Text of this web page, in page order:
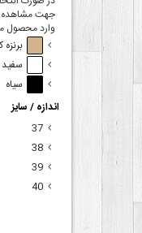
جهت مشاهده
وارد محصول
برنزه
سفید
سیاه
اندازه / سایز
37
38
39
40